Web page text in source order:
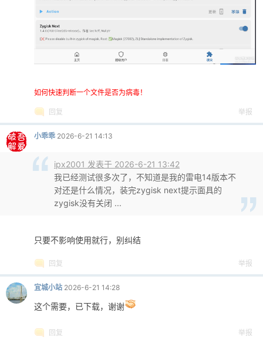
如何快速判断一个文件是否为病毒！
回复 举报
小乖乖 2026-6-21 14:13
ipx2001 发表于 2026-6-21 13:42
我已经测试很多次了，不知道是我的雷电14版本不
对还是什么情况，装完zygisk next提示面具的
zygisk没有关闭 ...
只要不影响使用就行，别纠结
回复 举报
宜城小站 2026-6-21 14:28
这个需要，已下载，谢谢
回复 举报